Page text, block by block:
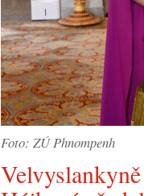
Foto: ZÚ Phnompenh